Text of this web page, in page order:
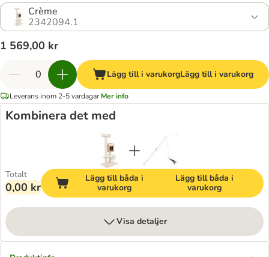
Crème
2342094.1
1 569,00 kr
Lägg till i varukorgLägg till i varukorg
Leverans inom 2-5 vardagar Mer info
Kombinera det med
Totalt
0,00 kr
Lägg till båda i
varukorg
Lägg till båda i
varukorg
Visa detaljer